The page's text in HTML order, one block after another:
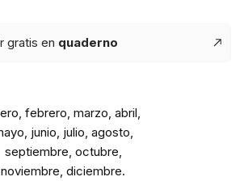
gratis en quaderno
febrero, marzo, abril,
junio, julio, agosto,
septiembre, octubre,
noviembre, diciembre.